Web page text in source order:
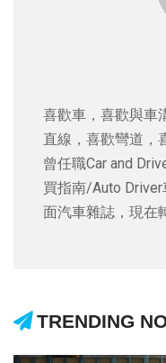
喜歡車，喜歡與車
直線，喜歡彎道，
曾任職Car and
買指南/Auto
面汽車雜誌，現在
TRENDING